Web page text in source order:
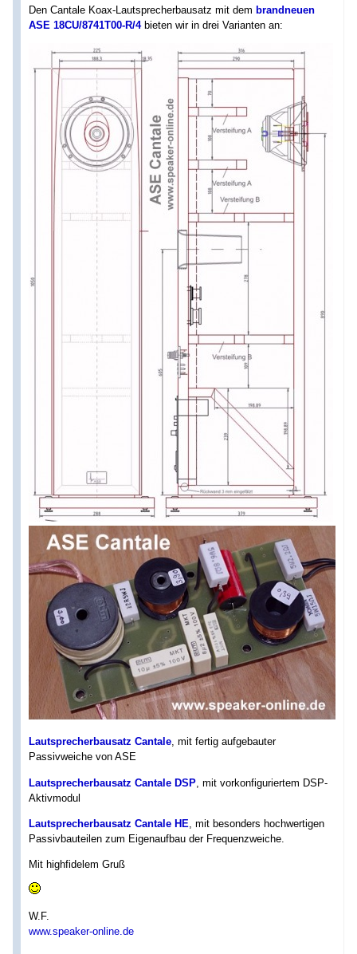
Den Cantale Koax-Lautsprecherbausatz mit dem brandneuen
ASE 18CU/8741T00-R/4bieten wir in drei Varianten an:
Lautsprecherbausatz Cantale, mit fertig aufgebauter
Passivweiche von ASE
Lautsprecherbausatz Cantale DSP , mit vorkonfiguriertem DSP-
Aktivmodul
Lautsprecherbausatz Cantale HE , mit besonders hochwertigen
Passivbauteilen zum Eigenaufbau der Frequenzweiche.
Mit highfidelem Gruß
W.F.
www.speaker-online.de